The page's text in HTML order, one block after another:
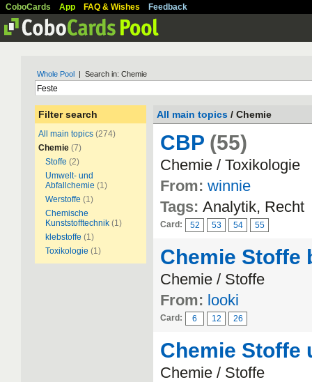
CoboCards App FAQ & Wishes Feedback
Whole Pool | Search in: Chemie
Filter search
All main topics (274)
Chemie (7)
Stoffe (2)
Umwelt- und
Abfallchemie (1)
Werstoffe (1)
Chemische
Kunststofftechnik (1)
klebstoffe (1)
Toxikologie (1)
All main topics / Chemie
CBP (55)
Chemie / Toxikologie
From: winnie
Tags: Analytik, Recht
Card: 52 53 54 55
Chemie Stoffe
Chemie / Stoffe
From: looki
Card: 6 12 26
Chemie Stoffe
Chemie / Stoffe